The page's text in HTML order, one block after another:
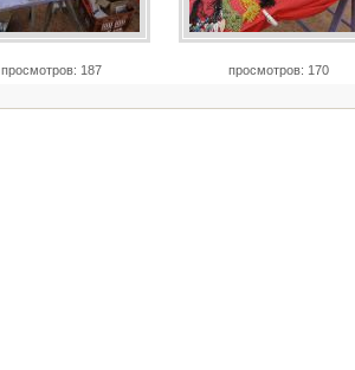
просмотров: 187 просмотров: 170